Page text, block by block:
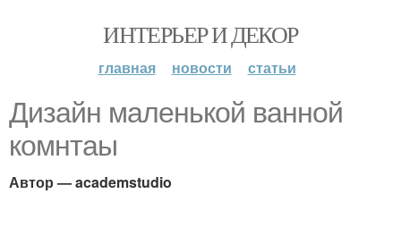
ИНТЕРЬЕР И ДЕКОР
главная новости статьи
Дизайн маленькой ванной
комнтаы
Автор — academstudio